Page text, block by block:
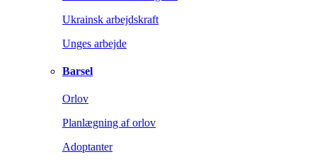
Ukrainsk arbejdskraft
Unges arbejde
Barsel
Orlov
Planlægning af orlov
Adoptanter